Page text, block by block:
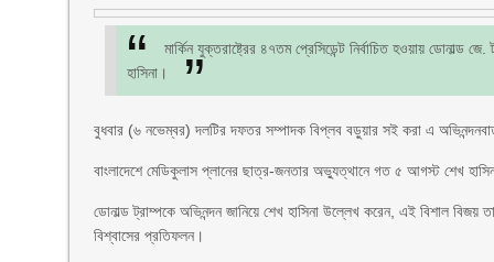
মার্কিন যুক্তরাষ্ট্রের ৪৭তম প্রেসিডেন্ট নির্বাচিত হওয়ায় ডোনাল্ড
হাসিনা।
বুধবার (৬ নভেম্বর) দলটির দফতর সম্পাদক বিপ্লব বড়ুয়ার সই করা এ
বাংলাদেশে মেডিকুলাস প্লানের ছাত্র-জনতার অভ্যুত্থানে গত ৫ আগস্ট শেখ
ডোনাল্ড ট্রাম্পকে অভিনন্দন জানিয়ে শেখ হাসিনা উল্লেখ করেন, এই বিশাল
বিশ্বাসের প্রতিফলন।